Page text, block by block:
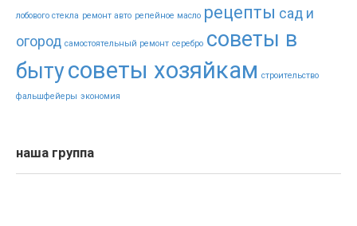
лобового стекла ремонт авто репейное масло рецепты сад и
огород самостоятельный ремонт серебро советы в
бытусоветы хозяйкам строительство
фальшфейеры экономия
наша группа